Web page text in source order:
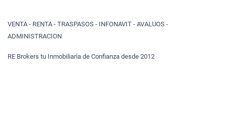
VENTA - RENTA - TRASPASOS - INFONAVIT - AVALUOS -
ADMINISTRACION
RE Brokers tu Inmobiliaria de Confianza desde 2012